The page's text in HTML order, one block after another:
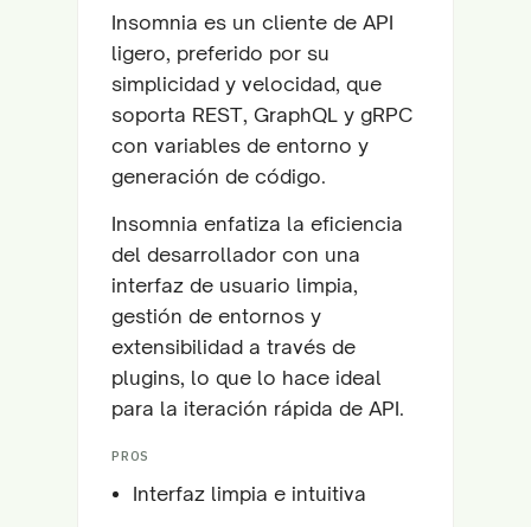
Insomnia es un cliente de API
ligero, preferido por su
simplicidad y velocidad, que
soporta REST, GraphQL y gRPC
con variables de entorno y
generación de código.
Insomnia enfatiza la eficiencia
del desarrollador con una
interfaz de usuario limpia,
gestión de entornos y
extensibilidad a través de
plugins, lo que lo hace ideal
para la iteración rápida de API.
PROS
Interfaz limpia e intuitiva